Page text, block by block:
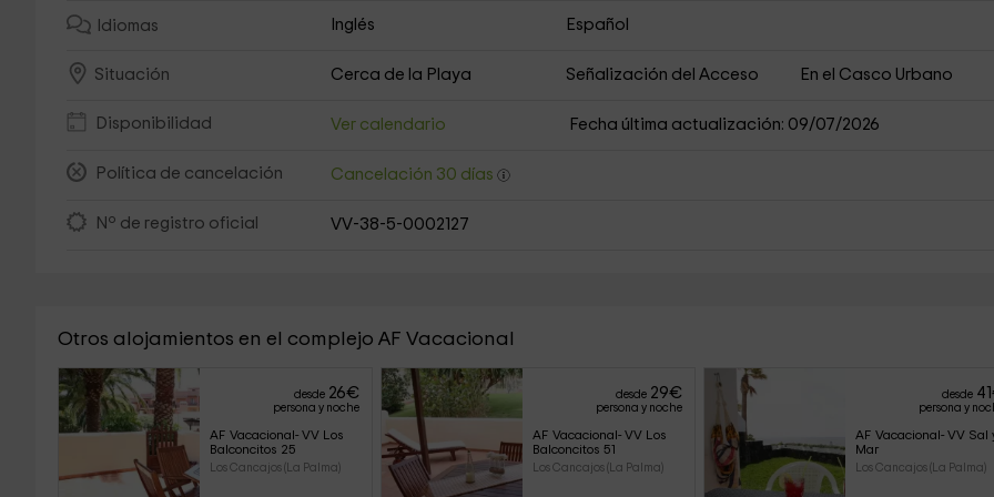
Idiomas Inglés Español
Situación Cerca de la Playa Señalización del Acceso En el Casco Urbano
Disponibilidad Ver calendario Fecha última actualización: 09/07/2026
Política de cancelación Cancelación 30 días
Nº de registro oficial VV-38-5-0002127
Otros alojamientos en el complejo AF Vacacional
desde 26€
persona y noche
AF Vacacional- VV Los
Balconcitos 25
Los Cancajos (La Palma)
desde 29€
persona y noche
AF Vacacional- VV Los
Balconcitos 51
Los Cancajos (La Palma)
desde 41
persona y
AF Vacacional- VV Sal
Mar
Los Cancajos (La Palma)